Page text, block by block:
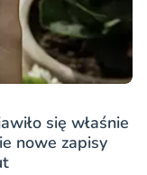
się właśnie
nowe zapisy